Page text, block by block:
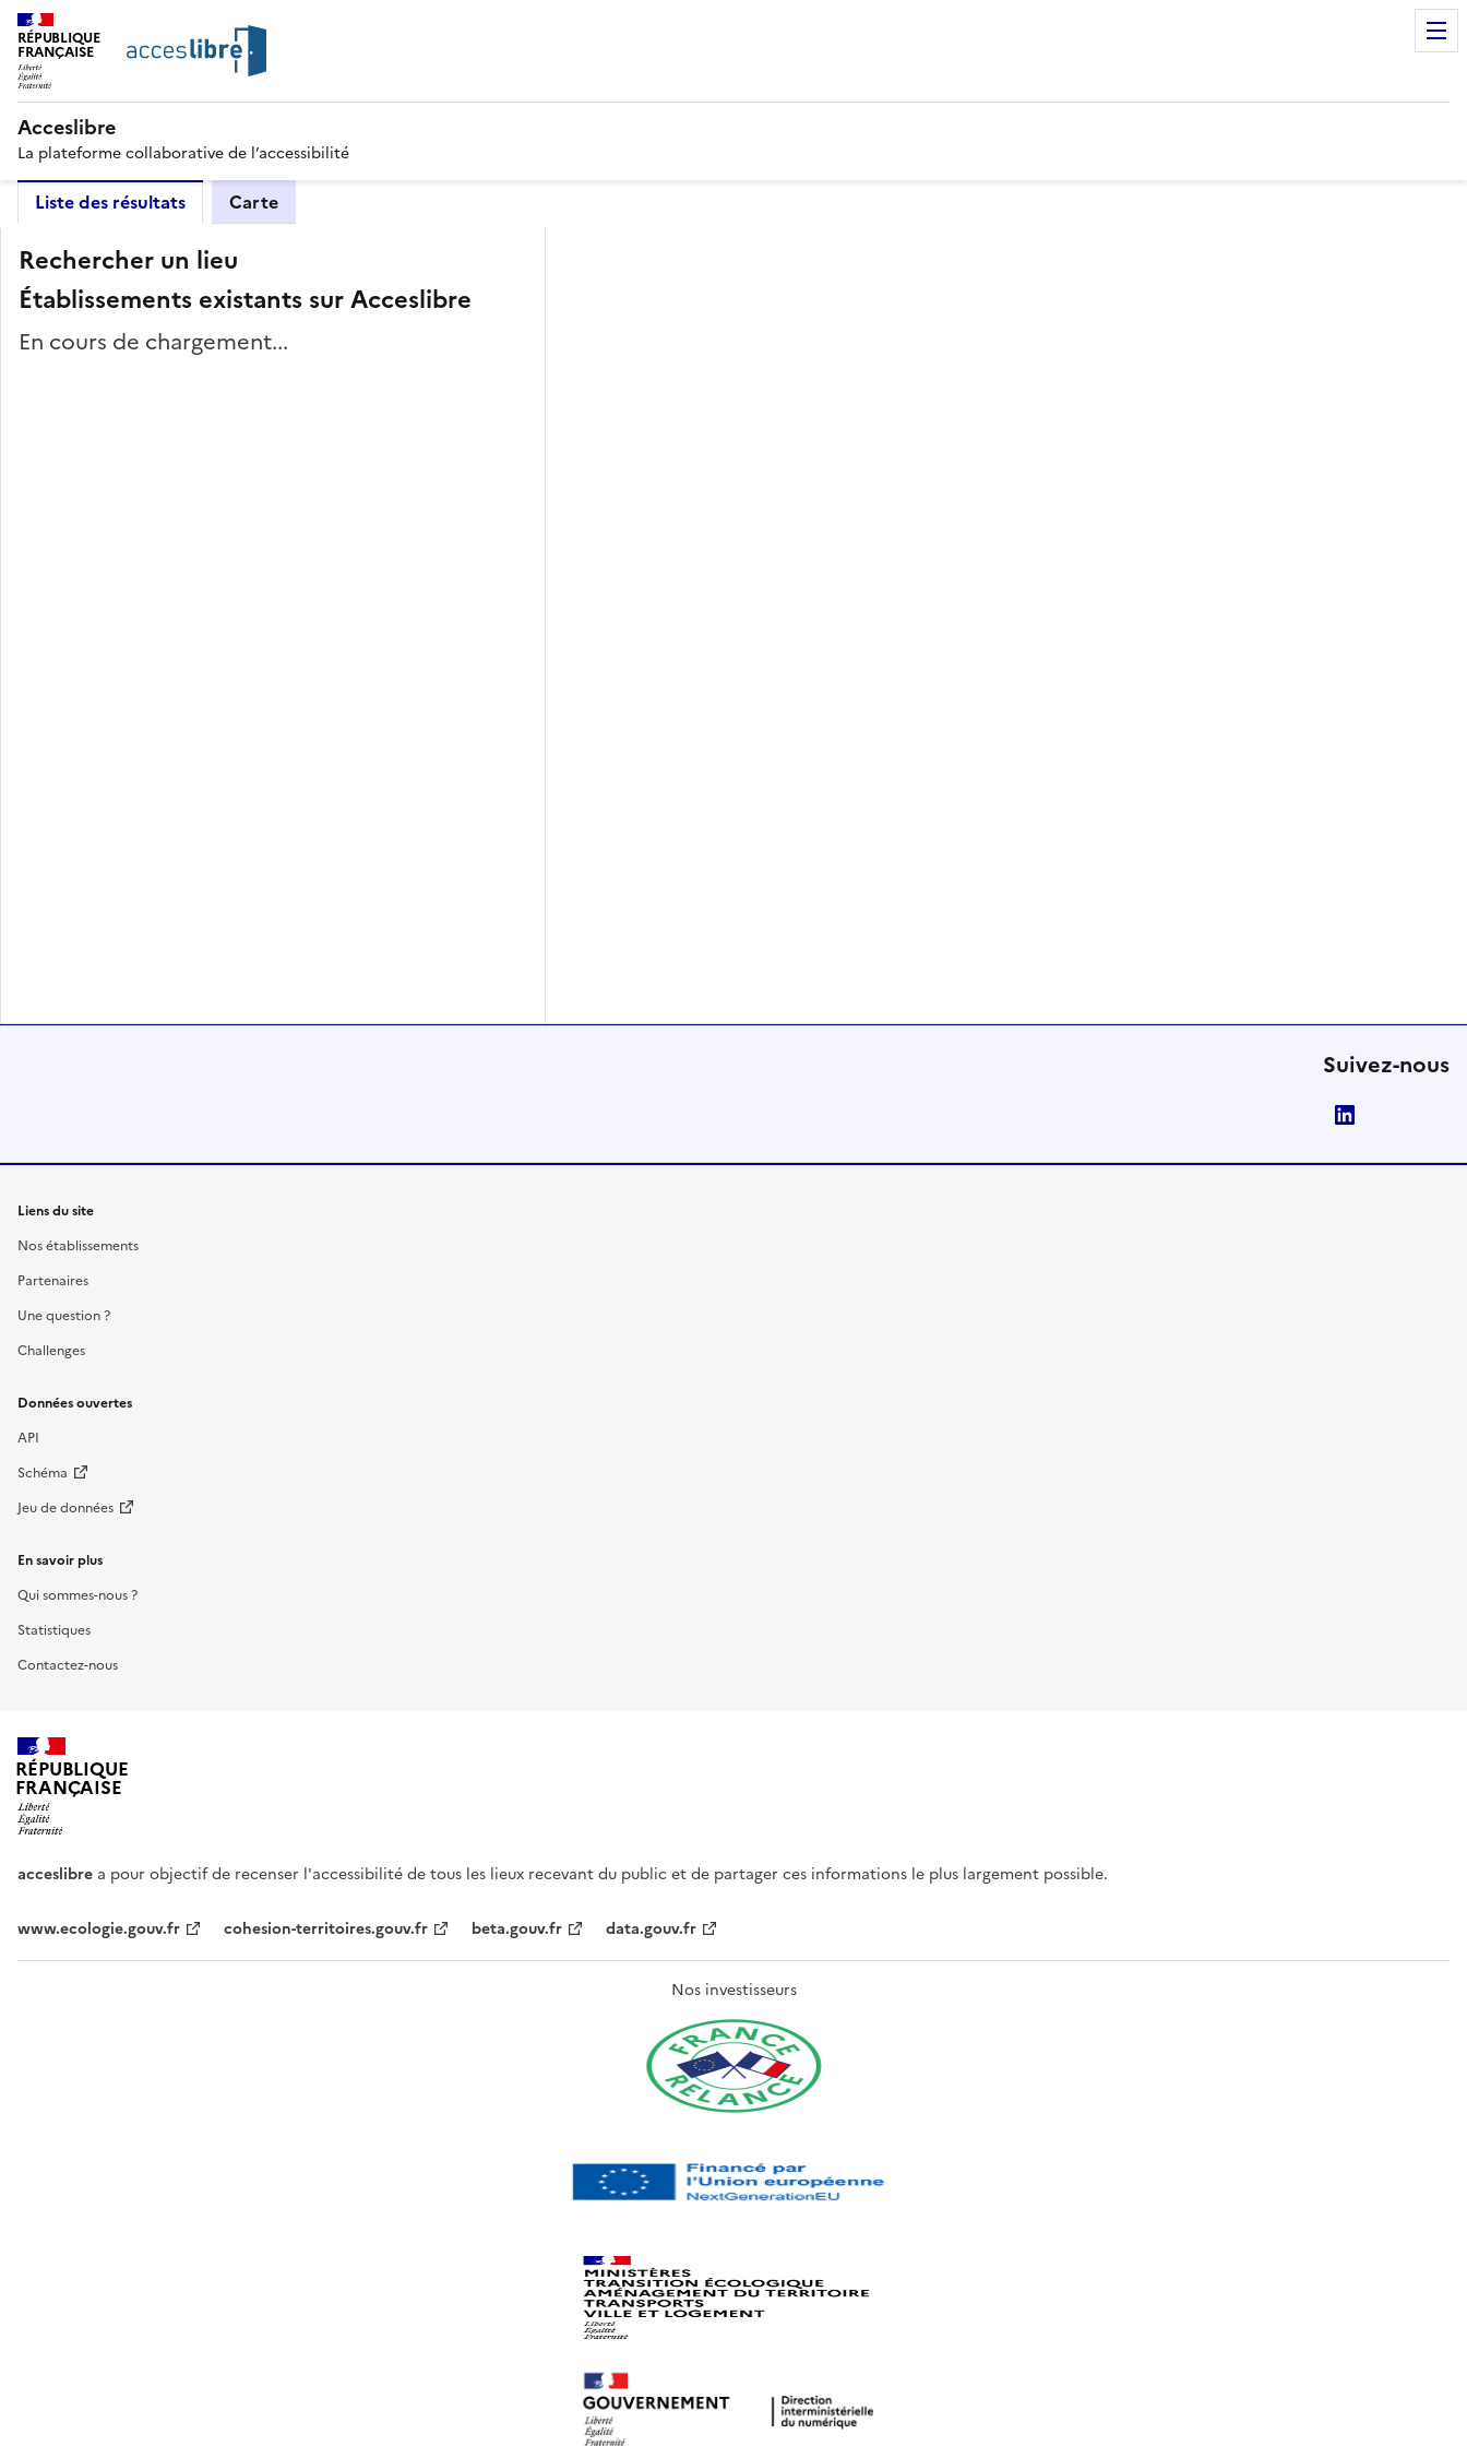
RÉPUBLIQUE
FRANÇAISE
Acceslibre
La plateforme collaborative de l’accessibilité
Liste des résultats Carte
Rechercher un lieu
Établissements existants sur Acceslibre
En cours de chargement...
Suivez-nous
Liens du site
Nos établissements
Partenaires
Une question ?
Challenges
Données ouvertes
API
Schéma
Jeu de données
En savoir plus
Qui sommes-nous ?
Statistiques
Contactez-nous
RÉPUBLIQUE
FRANÇAISE
acceslibre a pour objectif de recenser l'accessibilité de tous les lieux recevant du public et de partager ces informations le plus largement possible.
www.ecologie.gouv.fr cohesion-territoires.gouv.fr beta.gouv.fr data.gouv.fr
Nos investisseurs